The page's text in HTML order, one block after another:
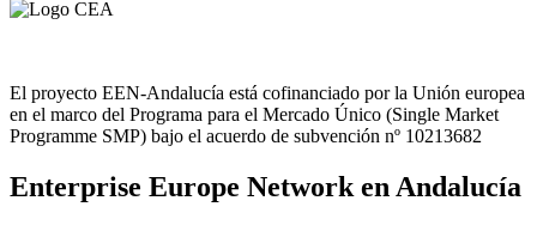
El proyecto EEN-Andalucía está cofinanciado por la Unión europea
en el marco del Programa para el Mercado Único (Single Market
Programme SMP) bajo el acuerdo de subvención nº 10213682
Enterprise Europe Network en Andalucía